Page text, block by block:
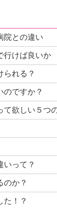
！？
15-6 1F
歩2分